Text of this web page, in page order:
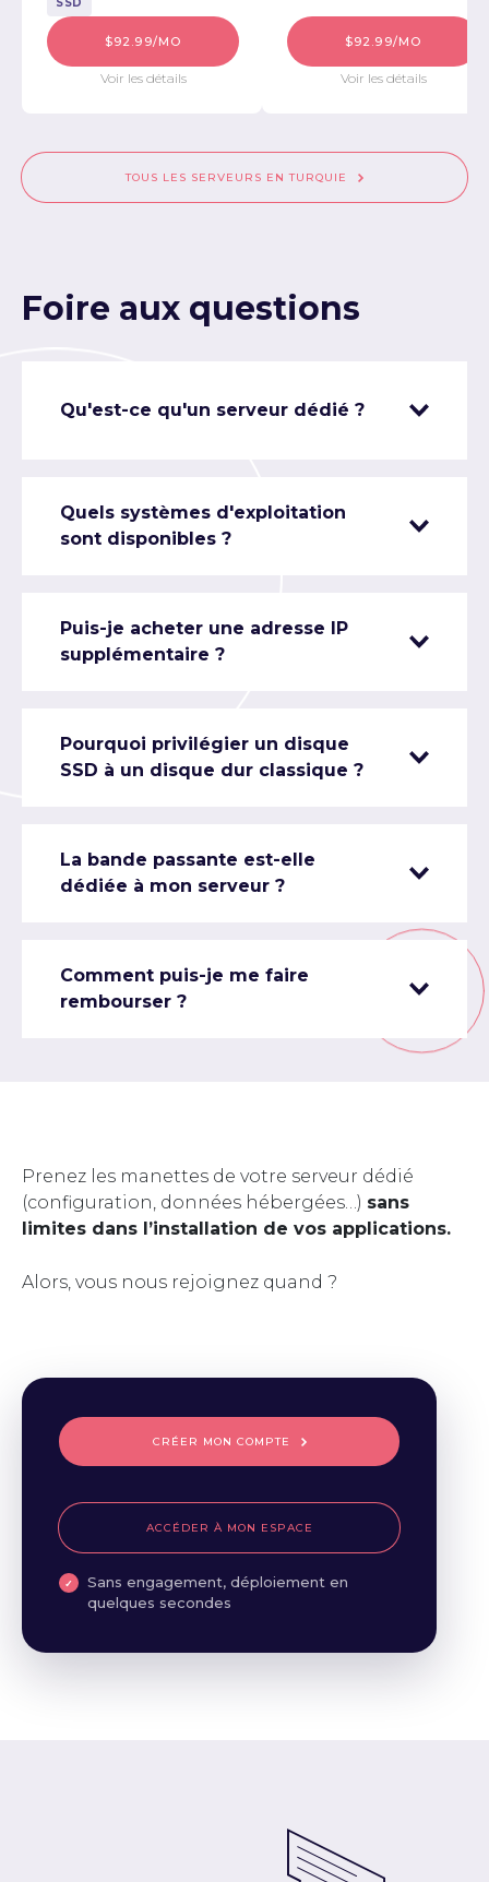
SSD
$92.99/MO
Voir les détails
$92.99/MO
Voir les détails
TOUS LES SERVEURS EN TURQUIE
Foire aux questions
Qu'est-ce qu'un serveur dédié ?
Quels systèmes d'exploitation
sont disponibles ?
Puis-je acheter une adresse IP
supplémentaire ?
Pourquoi privilégier un disque
SSD à un disque dur classique ?
La bande passante est-elle
dédiée à mon serveur ?
Comment puis-je me faire
rembourser ?
Prenez les manettes de votre serveur dédié
(configuration, données hébergées…) sans
limites dans l’installation de vos applications.
Alors, vous nous rejoignez quand ?
CRÉER MON COMPTE
ACCÉDER À MON ESPACE
Sans engagement, déploiement en
quelques secondes